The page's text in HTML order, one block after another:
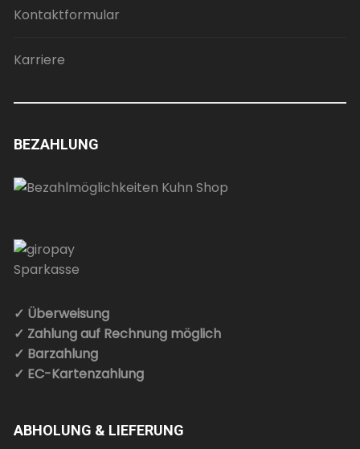
Kontaktformular
Karriere
BEZAHLUNG
✓ Überweisung
✓ Zahlung auf Rechnung möglich
✓ Barzahlung
✓ EC-Kartenzahlung
ABHOLUNG & LIEFERUNG